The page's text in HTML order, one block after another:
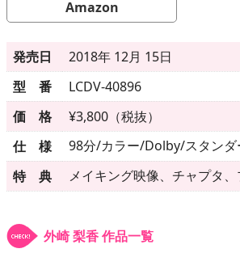
▶ 更新情報
▶ 個人情報保護について
▶よくあるご質問
▶ お問い合わせフォーム
Amazon
発売日
2018年 12月 15日
型 番
LCDV-40896
価 格
¥3,800（税抜）
仕 様
98分/カラー/Dolby/スタンダ
特 典
メイキング映像、チャプタ
外崎 梨香 作品一覧